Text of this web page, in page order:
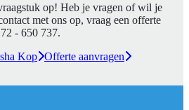
op! Heb je vragen of wil je
met ons op, vraag een offerte
- 650 737.
Kop Offerte aanvragen